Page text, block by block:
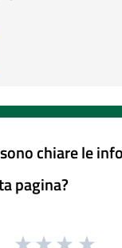
chiare le
pagina?